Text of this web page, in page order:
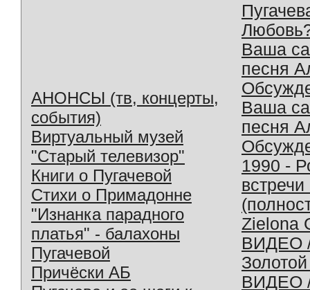
АНОНСЫ (тв, концерты,
события)
Виртуальный музей
"Старый телевизор"
Книги о Пугачевой
Стихи о Примадонне
"Изнанка парадного
платья" - балахоны
Пугачевой
Причёски АБ
Ваша
песня
Ваша
песня
1990 -
Zielona
ВИДЕО
ВИДЕО